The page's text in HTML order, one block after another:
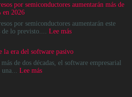
del
Data
Center
no
destino,
es
un
por semiconductores aumentarán más de
en 2026
por semiconductores aumentarán este
de lo previsto.... Lee más:
por
semiconductores
la era del software pasivo
más de dos décadas, el software empresarial
Lee más: